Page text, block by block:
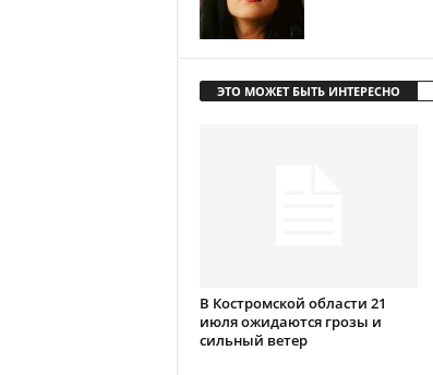
ЭТО МОЖЕТ БЫТЬ ИНТЕРЕСНО
В Костромской области 21
июля ожидаются грозы и
сильный ветер